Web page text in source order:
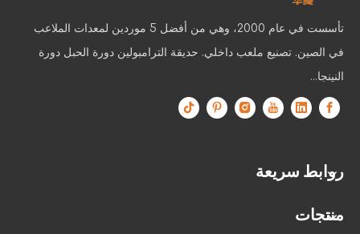
تأسست في عام 2000، وهي من أفضل 5 موردين لمعدات الملاعب
في الصين. تصنيع ملعب داخلي. حديقة الترامبولين دورة الحبل دورة
النينجا...
روابط سريعة
منتجات